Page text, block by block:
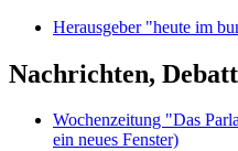
Herausgeber "heute im
Nachrichten,
Wochenzeitung "Das
ein neues Fenster)